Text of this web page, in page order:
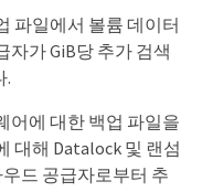
파일에서 볼륨 데이터
자가 GiB당 추가 검색
.
어에 대한 백업 파일을
대해 Datalock 및 랜섬
드 공급자로부터 추